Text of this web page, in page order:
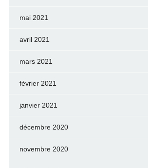
mai 2021
avril 2021
mars 2021
février 2021
janvier 2021
décembre 2020
novembre 2020